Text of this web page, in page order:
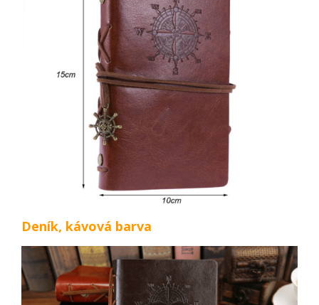
Deník, kávová barva